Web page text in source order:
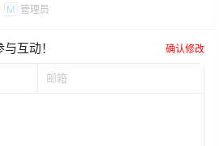
M 管理员
互动！ 确认修改